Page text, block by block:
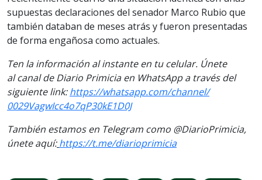
supuestas declaraciones del senador Marco Rubio que
también databan de meses atrás y fueron presentadas
de forma engañosa como actuales.
Ten la información al instante en tu celular. Únete
alcanalde Diario Primicia en WhatsApp a través del
siguiente link:https://whatsapp.com/channel/
0029VagwIcc4o7qP30kE1D0J
También estamos en Telegram como @DiarioPrimicia,
únete aquí: https://t.me/diarioprimicia